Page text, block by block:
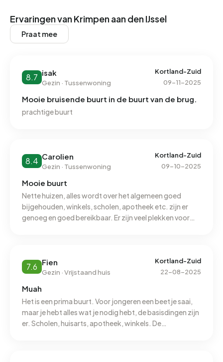
Ervaringen van Krimpen aan den IJssel
Praat mee
8.7 isak
Gezin · Tussenwoning
Kortland-Zuid
09-11-2025
Mooie bruisende buurt in de buurt van de brug.
prachtige buurt
8.4 Carolien
Gezin · Tussenwoning
Kortland-Zuid
09-10-2025
Mooie buurt
Nette huizen, alles wordt over het algemeen goed
bijgehouden, winkels, scholen, apotheek etc. zijn er
genoeg en goed bereikbaar. Er zijn veel plekken voor
7.6 Fien
Gezin · Vrijstaand huis
Kortland-Zuid
22-08-2025
Muah
Het is een prima buurt. Voor jongeren een beetje saai,
maar je hebt alles wat je nodig hebt, de basisdingen zijn
er. Scholen, huisarts, apotheek, winkels. De